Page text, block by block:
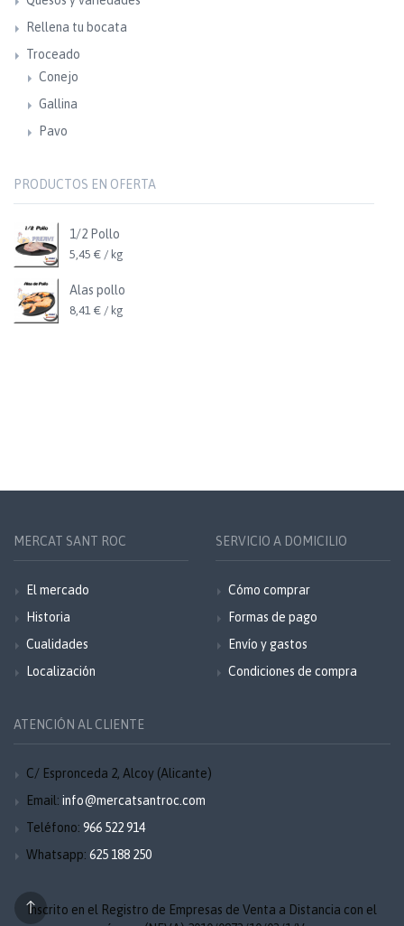
Rellena tu bocata
Troceado
Conejo
Gallina
Pavo
PRODUCTOS EN OFERTA
1/2 Pollo
5,45 € / kg
Alas pollo
8,41 € / kg
MERCAT SANT ROC
El mercado
Historia
Cualidades
Localización
SERVICIO A DOMICILIO
Cómo comprar
Formas de pago
Envío y gastos
Condiciones de compra
ATENCIÓN AL CLIENTE
C/ Espronceda 2, Alcoy (Alicante)
Email: info@mercatsantroc.com
Teléfono: 966 522 914
Whatsapp: 625 188 250
Inscrito en el Registro de Empresas de Venta a Distancia con el